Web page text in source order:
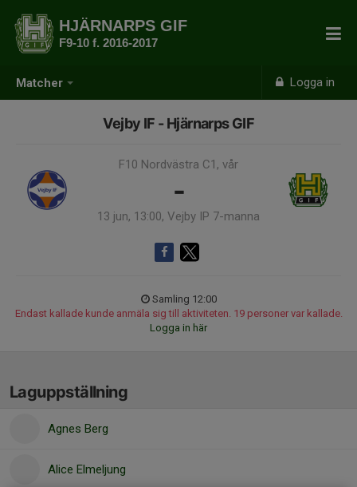
Matcher Logga in
HJÄRNARPS GIF
F9-10 f. 2016-2017
Vejby IF - Hjärnarps GIF
F10 Nordvästra C1, vår
-
13 jun, 13:00, Vejby IP 7-manna
Samling 12:00
Endast kallade kunde anmäla sig till aktiviteten. 19 personer var kallade.
Logga in här
Laguppställning
Agnes Berg
Alice Elmeljung